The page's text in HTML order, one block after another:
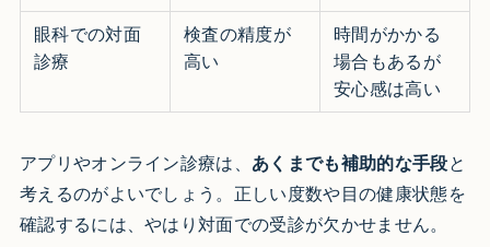
眼科での対面
診療
検査の精度が
高い
時間がかかる
場合もあるが
安心感は高い
アプリやオンライン診療は、 あくまでも補助的な手段と
考えるのがよいでしょう。正しい度数や目の健康状態を
確認するには、やはり対面での受診が欠かせません。